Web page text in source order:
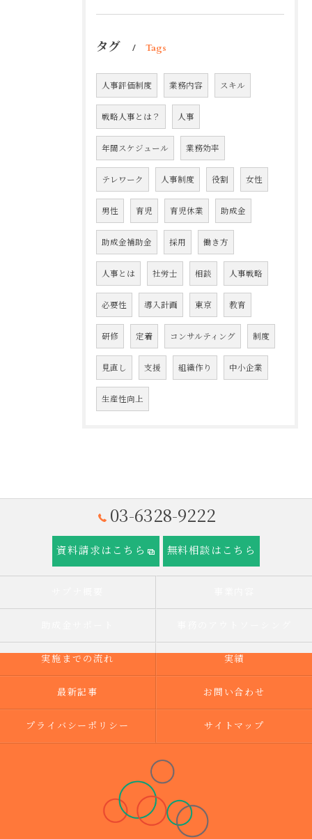
タグ Tags
人事評価制度 業務内容 スキル
戦略人事とは？ 人事
年間スケジュール 業務効率
テレワーク 人事制度 役割 女性
男性 育児 育児休業 助成金
助成金補助金 採用 働き方
人事とは 社労士 相談 人事戦略
必要性 導入計画 東京 教育
研修 定着 コンサルティング 制度
見直し 支援 組織作り 中小企業
生産性向上
03-6328-9222
資料請求はこちら 無料相談はこちら
実施までの流れ 実績
最新記事 お問い合わせ
プライバシーポリシー サイトマップ